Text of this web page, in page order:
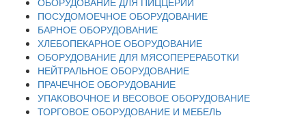
ПОСУДОМОЕЧНОЕ ОБОРУДОВАНИЕ
БАРНОЕ ОБОРУДОВАНИЕ
ХЛЕБОПЕКАРНОЕ ОБОРУДОВАНИЕ
ОБОРУДОВАНИЕ ДЛЯ МЯСОПЕРЕРАБОТКИ
НЕЙТРАЛЬНОЕ ОБОРУДОВАНИЕ
ПРАЧЕЧНОЕ ОБОРУДОВАНИЕ
УПАКОВОЧНОЕ И ВЕСОВОЕ ОБОРУДОВАНИЕ
ТОРГОВОЕ ОБОРУДОВАНИЕ И МЕБЕЛЬ